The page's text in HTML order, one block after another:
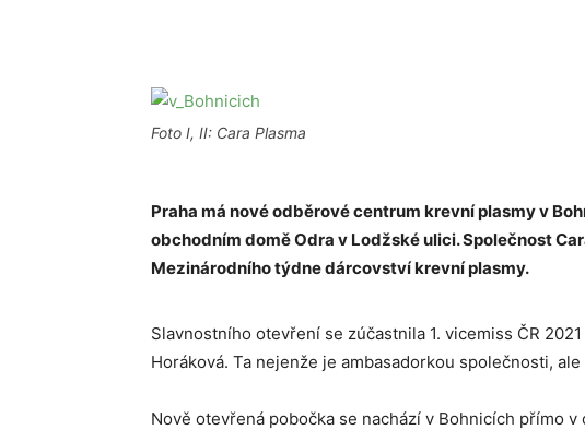
Foto I, II: Cara Plasma
Praha má nové odběrové centrum krevní plasmy v
obchodním domě Odra v Lodžské ulici. Společnost
Mezinárodního týdne dárcovství krevní plasmy.
Slavnostního otevření se zúčastnila 1. vicemiss ČR
Horáková. Ta nejenže je ambasadorkou společnosti,
Nově otevřená pobočka se nachází v Bohnicích přímo